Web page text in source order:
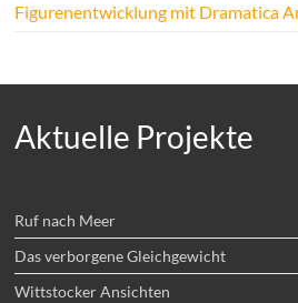
Figurenentwicklung mit Dramatica
Aktuelle Projekte
Ruf nach Meer
Das verborgene Gleichgewicht
Wittstocker Ansichten